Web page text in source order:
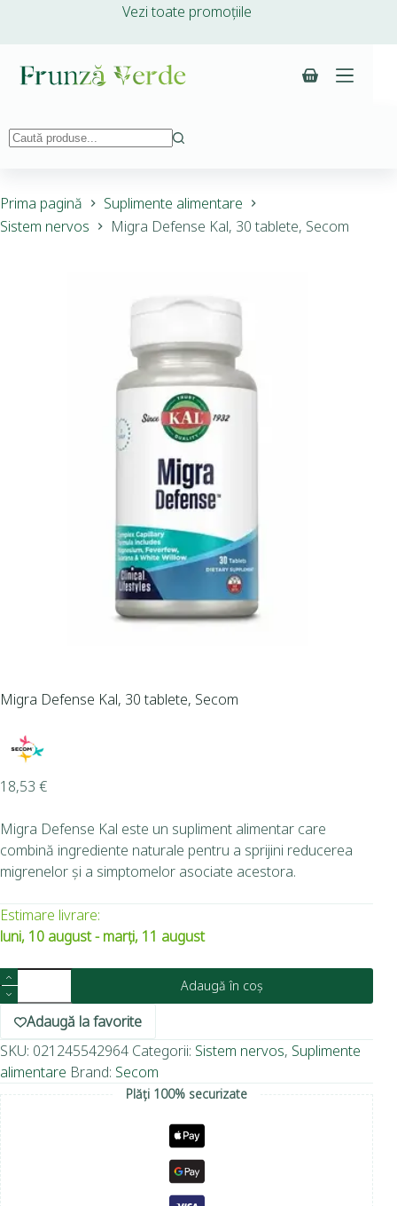
Vezi toate promoțiile
Prima pagină
Suplimente alimentare
Sistem nervos
Migra Defense Kal, 30 tablete, Secom
Migra Defense Kal, 30 tablete, Secom
18,53 €
Migra Defense Kal este un supliment alimentar care
combină ingrediente naturale pentru a sprijini reducerea
migrenelor și a simptomelor asociate acestora.
Estimare livrare:
luni, 10 august - marți, 11 august
Adaugă în coș
Adaugă la favorite
SKU: 021245542964 Categorii: Sistem nervos, Suplimente
alimentare Brand: Secom
Plăți 100% securizate